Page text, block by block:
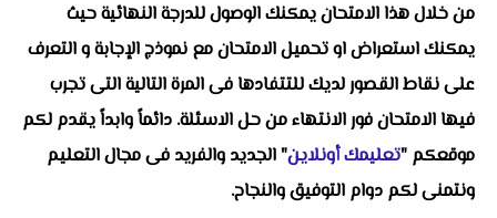
من خلال هذا الامتحان يمكنك الوصول للدرجة النهائية حيث
يمكنك استعراض او تحميل الامتحان مع نموذج الإجابة و التعرف
على نقاط القصور لديك للتتفادها فى المرة التالية التى تجرب
فيها الامتحان فور الانتهاء من حل الاسئلة. دائماً وابداً يقدم لكم
موقعكم "تعليمك أونلاين" الجديد والفريد فى مجال التعليم
ونتمنى لكم دوام التوفيق والنجاح.